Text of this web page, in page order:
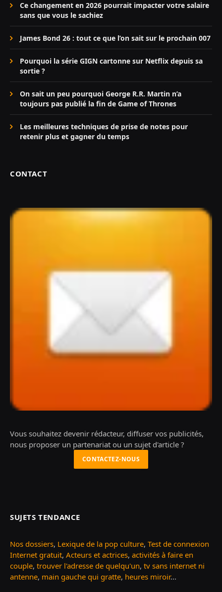
Ce changement en 2026 pourrait impacter votre salaire
sans que vous le sachiez
James Bond 26 : tout ce que l’on sait sur le prochain 007
Pourquoi la série GIGN cartonne sur Netflix depuis sa
sortie ?
On sait un peu pourquoi George R.R. Martin n’a
toujours pas publié la fin de Game of Thrones
Les meilleures techniques de prise de notes pour
retenir plus et gagner du temps
CONTACT
Vous souhaitez devenir rédacteur, diffuser vos publicités,
nous proposer un partenariat ou un sujet d'article ?
CONTACTEZ-NOUS
SUJETS TENDANCE
Nos dossiers, Lexique de la pop culture, Test de connexion
Internet gratuit, Acteurs et actrices, activités à faire en
couple, trouver l'adresse de quelqu'un, tv sans internet ni
antenne, main gauche qui gratte, heures miroir...